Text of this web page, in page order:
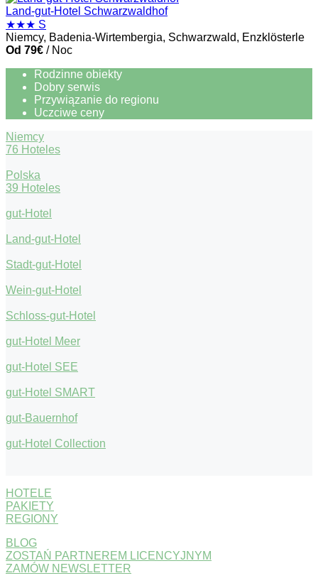
Land-gut-Hotel Schwarzwaldhof
★★★ S
Niemcy, Badenia-Wirtembergia, Schwarzwald, Enzklösterle
Od 79€ / Noc
Rodzinne obiekty
Dobry serwis
Przywiązanie do regionu
Uczciwe ceny
Niemcy
76 Hoteles
Polska
39 Hoteles
gut-Hotel
Land-gut-Hotel
Stadt-gut-Hotel
Wein-gut-Hotel
Schloss-gut-Hotel
gut-Hotel Meer
gut-Hotel SEE
gut-Hotel SMART
gut-Bauernhof
gut-Hotel Collection
HOTELE
PAKIETY
REGIONY
BLOG
ZOSTAŃ PARTNEREM LICENCYJNYM
ZAMÓW NEWSLETTER